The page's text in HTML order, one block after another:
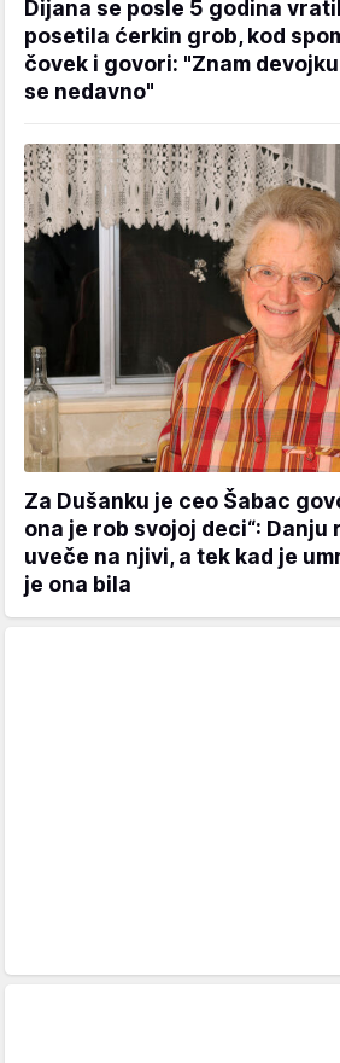
Dijana se posle 5 godina
posetila ćerkin grob, kod
čovek i govori: "Znam
se nedavno"
Za Dušanku je ceo Šabac
ona je rob svojoj deci“: Danju
uveče na njivi, a tek kad je
je ona bila